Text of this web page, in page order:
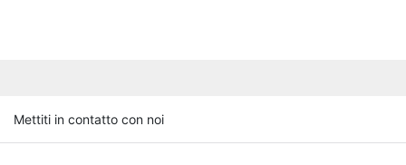
Mettiti in contatto con noi